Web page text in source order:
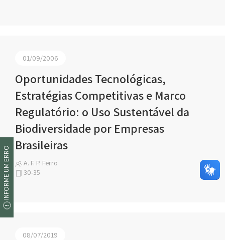
01/09/2006
Oportunidades Tecnológicas,
Estratégias Competitivas e Marco
Regulatório: o Uso Sustentável da
Biodiversidade por Empresas
Brasileiras
A. F. P. Ferro
30-35
08/07/2019
INFORME UM ERRO